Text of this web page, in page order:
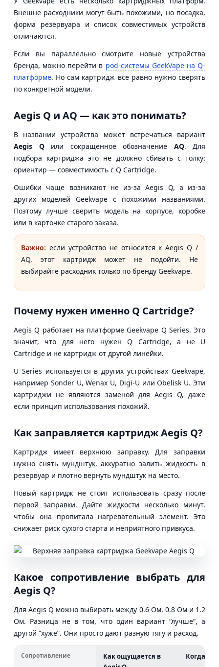
Внешне расходники могут быть похожими, но посадка,
форма резервуара и список совместимых устройств
отличаются.
Если вы параллельно смотрите новые устройства
бренда, можно перейти в pod-системы GeekVape на Q-
платформе. Но сам картридж все равно нужно сверять
по конкретной модели.
Aegis Q и AQ — как это понимать?
В названии устройства может встречаться вариант
Aegis Qили сокращенное обозначение AQ. Для
подбора картриджа это не должно сбивать с толку:
ориентир — совместимость с Q Cartridge.
Ошибки чаще возникают не из-за Aegis Q, а из-за
других моделей Geekvape с похожими названиями.
Поэтому лучше сверить модель на корпусе, коробке
или в карточке старого заказа.
Важно: если устройство не относится к Aegis Q /
AQ, этот картридж может не подойти. Не
выбирайте расходник только по бренду Geekvape.
Почему нужен именно Q Cartridge?
Aegis Q работает на платформе Geekvape Q Series. Это
значит, что для него нужен Q Cartridge, а не U
Cartridge и не картридж от другой линейки.
U Series используется в других устройствах Geekvape,
например Sonder U, Wenax U, Digi-U или Obelisk U. Эти
картриджи не являются заменой для Aegis Q, даже
если принцип использования похожий.
Как заправляется картридж Aegis Q?
Картридж имеет верхнюю заправку. Для заправки
нужно снять мундштук, аккуратно залить жидкость в
резервуар и плотно вернуть мундштук на место.
Новый картридж не стоит использовать сразу после
первой заправки. Дайте жидкости несколько минут,
чтобы она пропитала нагревательный элемент. Это
снижает риск сухого старта и неприятного привкуса.
Какое сопротивление выбрать для
Aegis Q?
Для Aegis Q можно выбирать между 0.6 Ом, 0.8 Ом и 1.2
Ом. Разница не в том, что один вариант “лучше”, а
другой “хуже”. Они просто дают разную тягу и расход.
Сопротивление
Как ощущается в
Когда